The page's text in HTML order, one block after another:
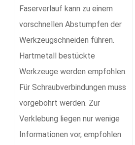
Faserverlauf kann zu einem
vorschnellen Abstumpfen der
Werkzeugschneiden führen.
Hartmetall bestückte
Werkzeuge werden empfohlen.
Für Schraubverbindungen muss
vorgebohrt werden. Zur
Verklebung liegen nur wenige
Informationen vor, empfohlen